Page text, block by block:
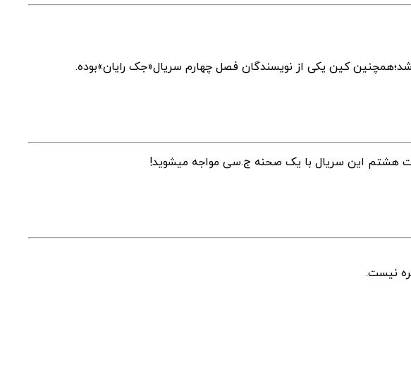
کین یکی از نویسندگان فصل چهارم سریال«جک رایان»بوده.
هشتم این سریال با یک صحنه ج.سی مواجه میشوید!